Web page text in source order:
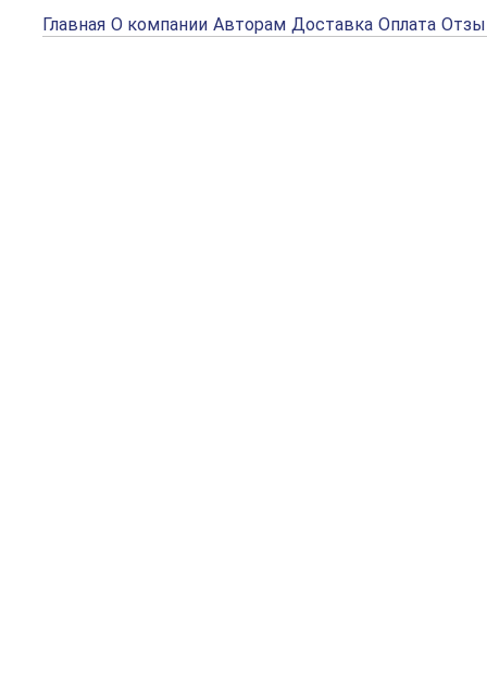
Главная О компании Авторам Доставка Оплата